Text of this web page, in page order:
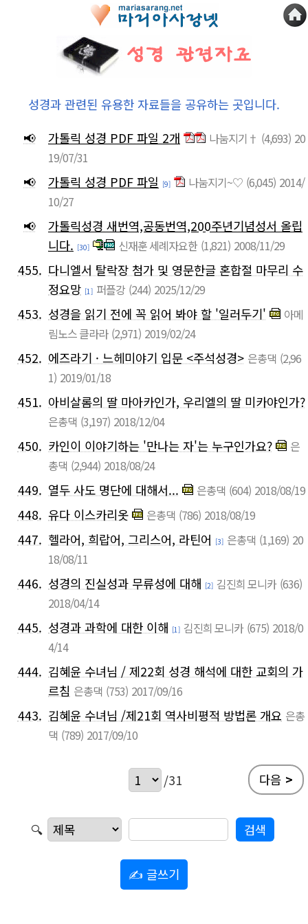
성경과 관련된 유용한 자료들을 공유하는 곳입니다.
📢
가톨릭 성경 PDF 파일 2개 나눔지기† (4,693) 20
19/07/31
📢 가톨릭 성경 PDF 파일 [9] 나눔지기~♡ (6,045) 2014/
10/27
📢
가톨릭성경 새번역,공동번역,200주년기념성서 올립
니다. [30] 신재훈 세례자요한 (1,821) 2008/11/29
455. 다니엘서 탈락장 첨가 및 영문한글 혼합절 마무리 수
정요망 [1] 퍼플강 (244) 2025/12/29
453. 성경을 읽기 전에 꼭 읽어 봐야 할 '일러두기'
아메
림노스 클라라 (2,971) 2019/02/24
452. 에즈라기 · 느헤미야기 입문 <주석성경> 은총댁 (2,96
1) 2019/01/18
451. 아비살롬의 딸 마아카인가, 우리엘의 딸 미카야인가?
은총댁 (3,197) 2018/12/04
450. 카인이 이야기하는 '만나는 자'는 누구인가요?
은
총댁 (2,944) 2018/08/24
449. 열두 사도 명단에 대해서... 은총댁 (604) 2018/08/19
448. 유다 이스카리옷 은총댁 (786) 2018/08/19
447. 헬라어, 희랍어, 그리스어, 라틴어 [3] 은총댁 (1,169) 20
18/08/11
446. 성경의 진실성과 무류성에 대해 [2] 김진희 모니카 (636)
2018/04/14
445. 성경과 과학에 대한 이해 [1] 김진희 모니카 (675) 2018/0
4/14
444. 김혜윤 수녀님 / 제22회 성경 해석에 대한 교회의 가
르침 은총댁 (753) 2017/09/16
443. 김혜윤 수녀님 /제21회 역사비평적 방법론 개요 은총
댁 (789) 2017/09/10
/31 다음 >
🔍
✍ 글쓰기